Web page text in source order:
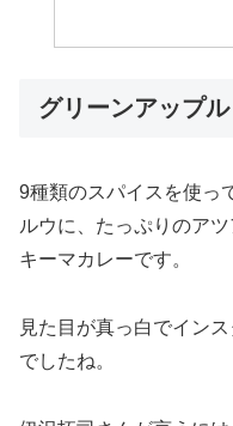
グリーンアップ
9種類のスパイスを使っ
ルウに、たっぷりのア
キーマカレーです。
見た目が真っ白でイン
でしたね。